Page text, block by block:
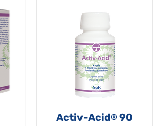
Activ-Acid®90